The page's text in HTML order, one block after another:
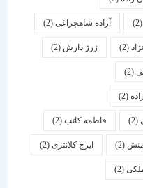
آزاده شاهچراغی(2)
ژرژ دارش (2)
فاطمه کاتب(2)
ایرج کلانتری (2)